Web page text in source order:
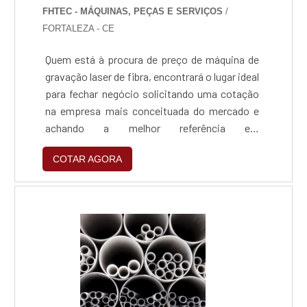
FHTEC - MÁQUINAS, PEÇAS E SERVIÇOS /
FORTALEZA - CE
Quem está à procura de preço de máquina de
gravação laser de fibra, encontrará o lugar ideal
para fechar negócio solicitando uma cotação
na empresa mais conceituada do mercado e
achando a melhor referência em
qualidade.Quando o tema é preço de máquina
de gravação laser de fibra, com os
colaboradores da FHTEC - Máquinas, Peças e
pagamento acessível.MAIS SOBRE PREÇO DE
MÁQUINA DE GRAVAÇÃO LASER DE FIBRAA
FHTEC - Máquinas, Peças e Serviços
centraliza sua estratégia em criar para cada
cliente uma estrutura com escritório de alta
qualidade onde são realizadas as atividades e
COTAR AGORA